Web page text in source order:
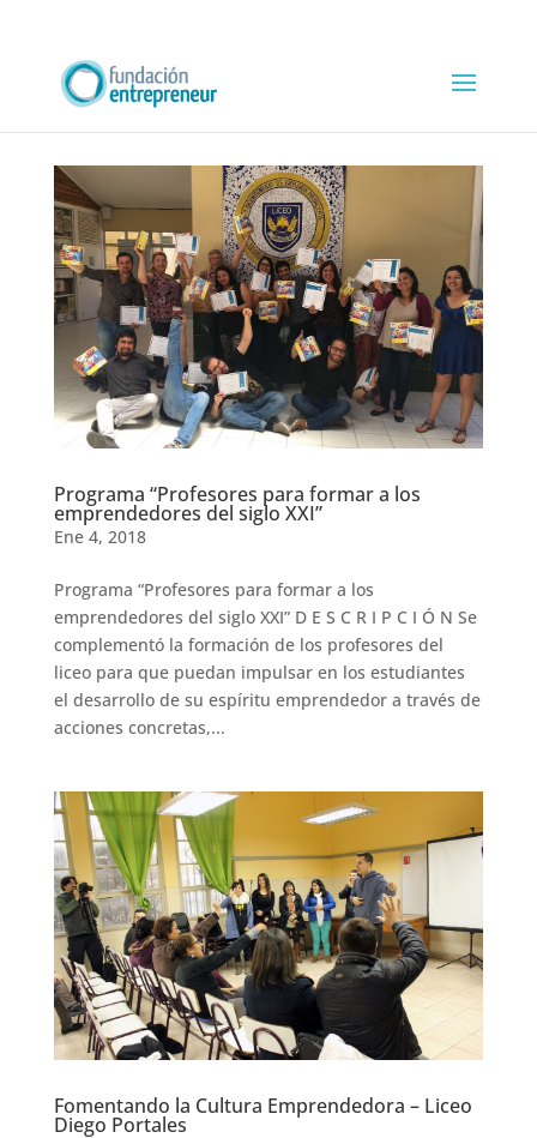
Programa “Profesores para formar a los
emprendedores del siglo XXI”
Ene 4, 2018
Programa “Profesores para formar a los
emprendedores del siglo XXI” D E S C R I P C I Ó N Se
complementó la formación de los profesores del
liceo para que puedan impulsar en los estudiantes
el desarrollo de su espíritu emprendedor a través de
acciones concretas,...
Fomentando la Cultura Emprendedora – Liceo
Diego Portales